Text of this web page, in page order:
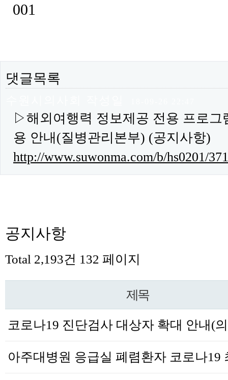
001
댓글목록
▷해외여행력 정보제공 전용 프로그
용 안내(질병관리본부) (공지사항)
http://www.suwonma.com/b/hs0201/371
공지사항
Total 2,193건 132 페이지
제목